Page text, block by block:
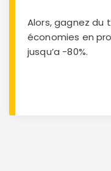
Alors, gagnez
économies en
jusqu’a -80%.